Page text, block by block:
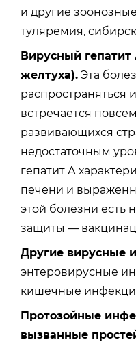
и другие
туляремия,
Вирусный
желтуха). Эта
распространяться
встречается
развивающихся
недостаточным
гепатит А
печени и
этой болезни есть
защиты —
Другие вирусные
энтеровирусные
кишечные
Протозойные
вызванные